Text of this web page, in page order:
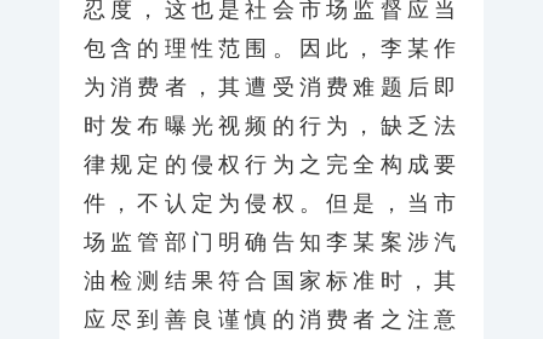
忍度，这也是社会市场监督应当
包含的理性范围。因此，李某作
为消费者，其遭受消费难题后即
时发布曝光视频的行为，缺乏法
律规定的侵权行为之完全构成要
件，不认定为侵权。但是，当市
场监管部门明确告知李某案涉汽
油检测结果符合国家标准时，其
应尽到善良谨慎的消费者之注意